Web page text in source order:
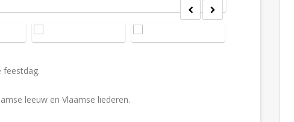
leeuw en Vlaamse liederen.